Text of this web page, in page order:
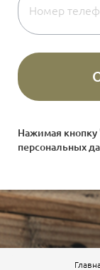
Нажимая кнопку
персональных